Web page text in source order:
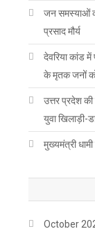
जन समस्याओं
प्रसाद मौर्य
देवरिया कांड में
के मृतक जनों को
उत्तर प्रदेश
युवा खिलाड़ी-
मुख्यमंत्री
October